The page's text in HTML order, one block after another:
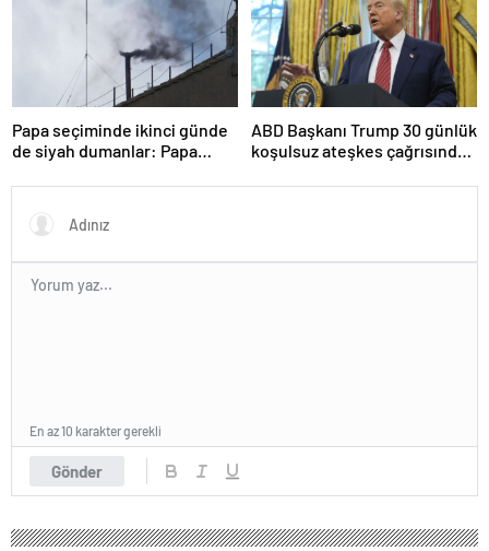
Papa seçiminde ikinci günde
de siyah dumanlar: Papa
ABD Başkanı Trump 30 günlük
koşulsuz ateşkes çağrısında
Gönder
En az 10 karakter gerekli